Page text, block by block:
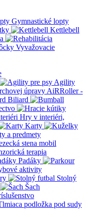
Gymnastické lopty
Kettlebell
Vyvažovacie
Agility
AiRRoller -
Biliard
Hry v interiéri,
Karty
a predmety
stena mobil
terapia
Padáky
aktivity
Stolný
Šach